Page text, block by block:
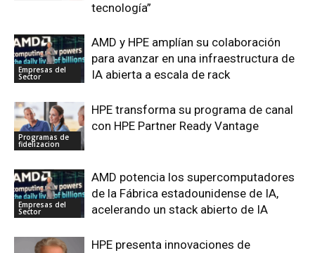
tecnología”
Empresas del
Sector
AMD y HPE amplían su colaboración
para avanzar en una infraestructura de
IA abierta a escala de rack
Programas de
fidelizacion
HPE transforma su programa de canal
con HPE Partner Ready Vantage
Empresas del
Sector
AMD potencia los supercomputadores
de la Fábrica estadounidense de IA,
acelerando un stack abierto de IA
HPE presenta innovaciones de